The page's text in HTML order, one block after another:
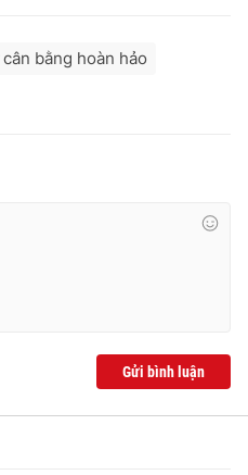
024.38 355 932
cân bằng hoàn hảo
Gửi bình luận